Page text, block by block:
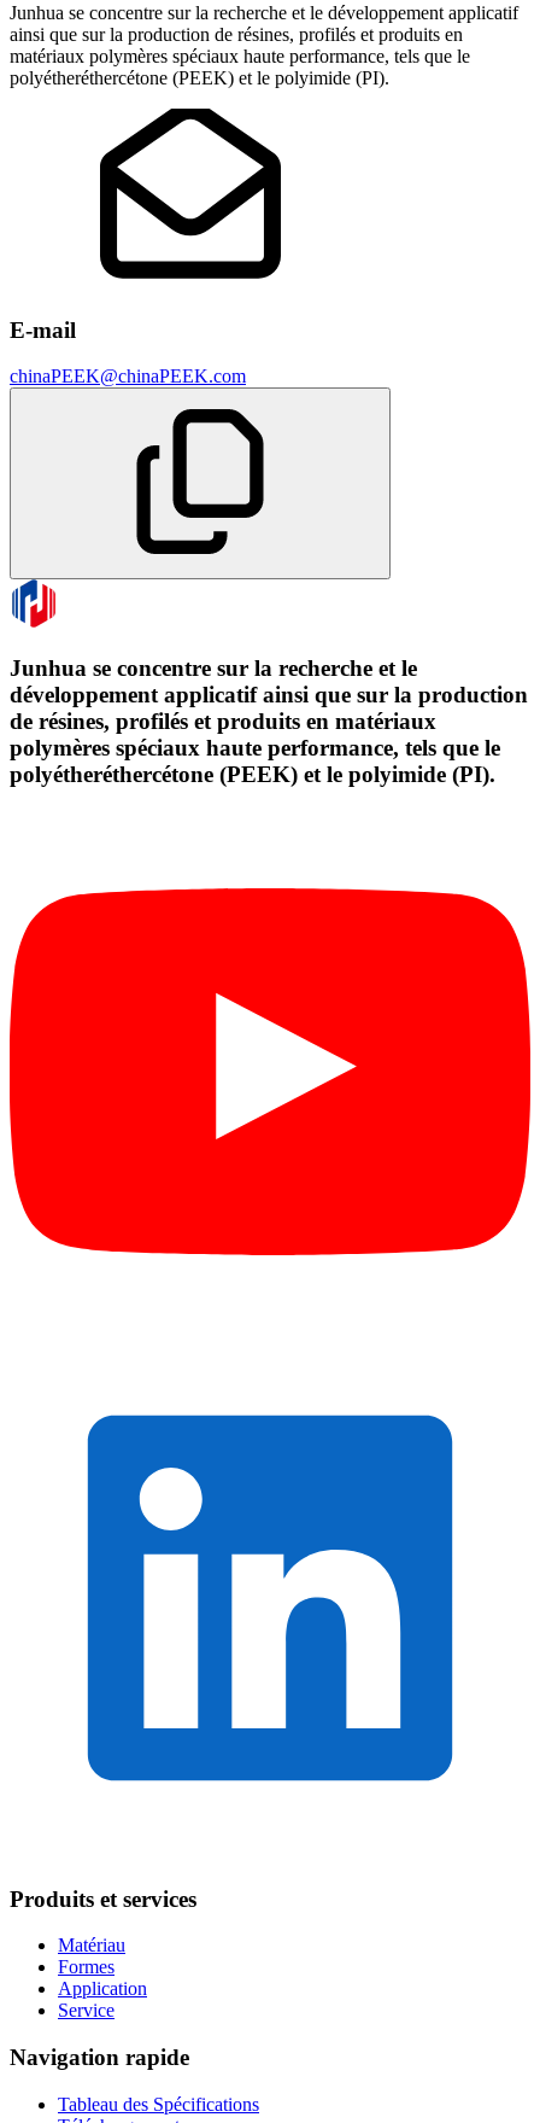
Junhua se concentre sur la recherche et le développement applicatif
ainsi que sur la production de résines, profilés et produits en
matériaux polymères spéciaux haute performance, tels que le
polyétheréthercétone (PEEK) et le polyimide (PI).
E-mail
chinaPEEK@chinaPEEK.com
Junhua se concentre sur la recherche et le
développement applicatif ainsi que sur la production
de résines, profilés et produits en matériaux
polymères spéciaux haute performance, tels que le
polyétheréthercétone (PEEK) et le polyimide (PI).
Produits et services
Matériau
Formes
Application
Service
Navigation rapide
Tableau des Spécifications